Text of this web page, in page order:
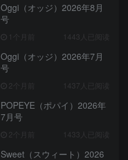
Oggi（オッジ）2026年8月
号
1个月前 1443人已阅读
Oggi（オッジ）2026年7月
号
2个月前 1437人已阅读
POPEYE（ポパイ）2026年
7月号
2个月前 1433人已阅读
Sweet（スウィート）2026